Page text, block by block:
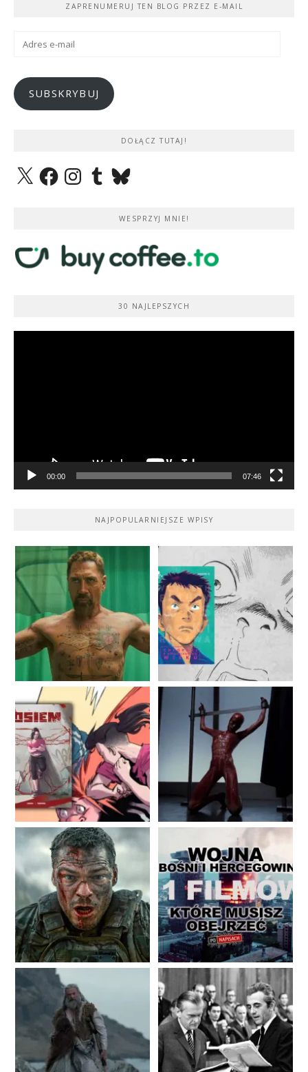
ZAPRENUMERUJ TEN BLOG PRZEZ E-MAIL
Adres
SUBSKRYBUJ
DOŁĄCZ TUTAJ!
X FacebookInstagramTumblrBluesky
WESPRZYJ MNIE!
30 NAJLEPSZYCH
00:00 07:46
NAJPOPULARNIEJSZE WPISY